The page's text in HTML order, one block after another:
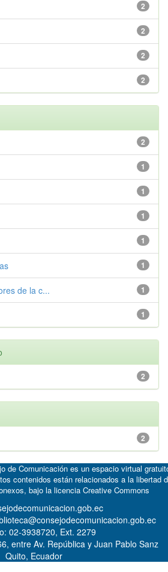
2
2
2
2
2
1
1
1
1
1
1
de la c...
1
2
2
de Comunicación es un espacio virtual
contenidos están relacionados a la libertad
bajo la licencia Creative Commons
02-3938720, Ext. 2279
entre Av. República y Juan Pablo Sanz
Quito, Ecuador